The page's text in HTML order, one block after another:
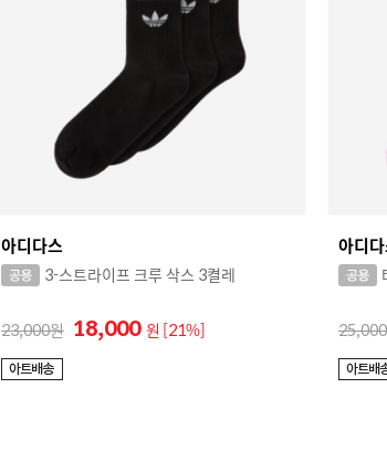
아디다스
3-스트라이프 크루 삭스 3켤레
23,000 18,000 원 [21%]
아디
25,000